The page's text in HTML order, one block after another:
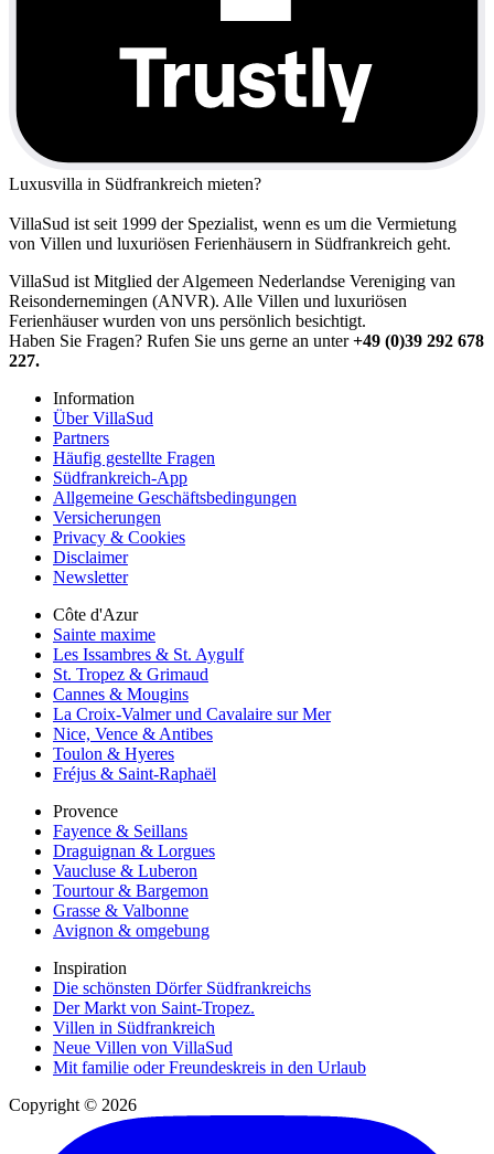
Luxusvilla in Südfrankreich mieten?
VillaSud ist seit 1999 der Spezialist, wenn es um die Vermietung
von Villen und luxuriösen Ferienhäusern in Südfrankreich geht.
VillaSud ist Mitglied der Algemeen Nederlandse Vereniging van
Reisondernemingen (ANVR). Alle Villen und luxuriösen
Ferienhäuser wurden von uns persönlich besichtigt.
Haben Sie Fragen? Rufen Sie uns gerne an unter+49 (0)39 292 678
227.
Information
Über VillaSud
Partners
Häufig gestellte Fragen
Südfrankreich-App
Allgemeine Geschäftsbedingungen
Versicherungen
Privacy & Cookies
Disclaimer
Newsletter
Côte d'Azur
Sainte maxime
Les Issambres & St. Aygulf
St. Tropez & Grimaud
Cannes & Mougins
La Croix-Valmer und Cavalaire sur Mer
Nice, Vence & Antibes
Toulon & Hyeres
Fréjus & Saint-Raphaël
Provence
Fayence & Seillans
Draguignan & Lorgues
Vaucluse & Luberon
Tourtour & Bargemon
Grasse & Valbonne
Avignon & omgebung
Inspiration
Die schönsten Dörfer Südfrankreichs
Der Markt von Saint-Tropez.
Villen in Südfrankreich
Neue Villen von VillaSud
Mit familie oder Freundeskreis in den Urlaub
Copyright © 2026